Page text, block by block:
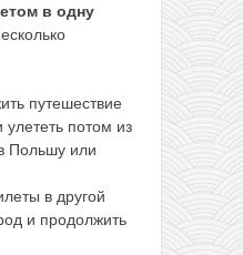
в одну
путешествие
улететь потом из
Польшу или
в другой
и продолжить